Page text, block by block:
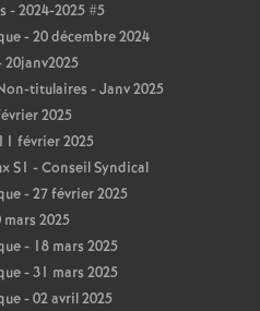
2024-2025 #5
- 20 décembre 2024
titulaires - Janv 2025
2025
février 2025
S1 - Conseil Syndical
- 27 février 2025
2025
- 18 mars 2025
- 31 mars 2025
- 02 avril 2025